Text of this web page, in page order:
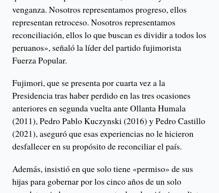
venganza. Nosotros representamos progreso, ellos
representan retroceso. Nosotros representamos
reconciliación, ellos lo que buscan es dividir a todos los
peruanos», señaló la líder del partido fujimorista
Fuerza Popular.
Fujimori, que se presenta por cuarta vez a la
Presidencia tras haber perdido en las tres ocasiones
anteriores en segunda vuelta ante Ollanta Humala
(2011), Pedro Pablo Kuczynski (2016) y Pedro Castillo
(2021), aseguró que esas experiencias no le hicieron
desfallecer en su propósito de reconciliar el país.
Además, insistió en que solo tiene «permiso» de sus
hijas para gobernar por los cinco años de un solo